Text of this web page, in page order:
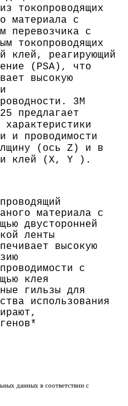
токопроводящих
материала с
перевозчика с
токопроводящих
клей, реагирующий
(PSA), что
высокую
3M
предлагает
характеристики
и проводимости
(ось Z) и в
клей (X, Y ).
материала с
двусторонней
ленты
высокую
с
клея
гильзы для
использования
данных в соответствии с